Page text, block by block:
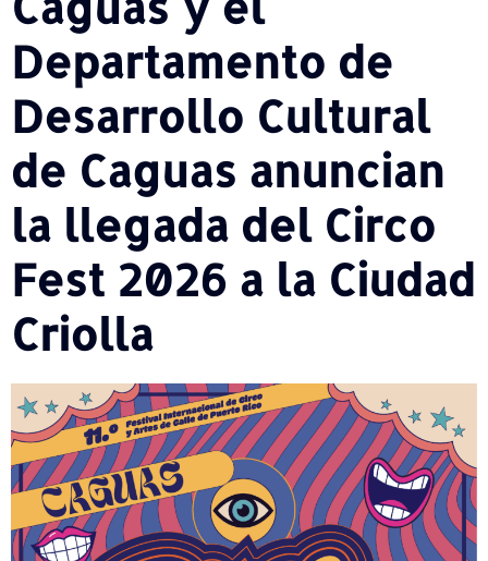
Departamento de
Desarrollo Cultural
de Caguas anuncian
la llegada del Circo
Fest 2026 a la Ciudad
Criolla